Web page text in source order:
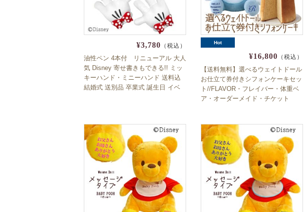
¥3,780 （税込）
油性ペン 4本付 リニューアル 大人
気 Disney 寄せ書きもできる!! ミッ
キーハンド・ミニーハンド 送料込
結婚式 送別品 卒業式 誕生日 イベ
Hot
¥16,800 （税込）
【送料無料】選べるウェイトドール
お仕立て券付きシフォンケーキセッ
ト//FLAVOR・フレイバー・体重ベ
ア・オーダーメイド・チケット